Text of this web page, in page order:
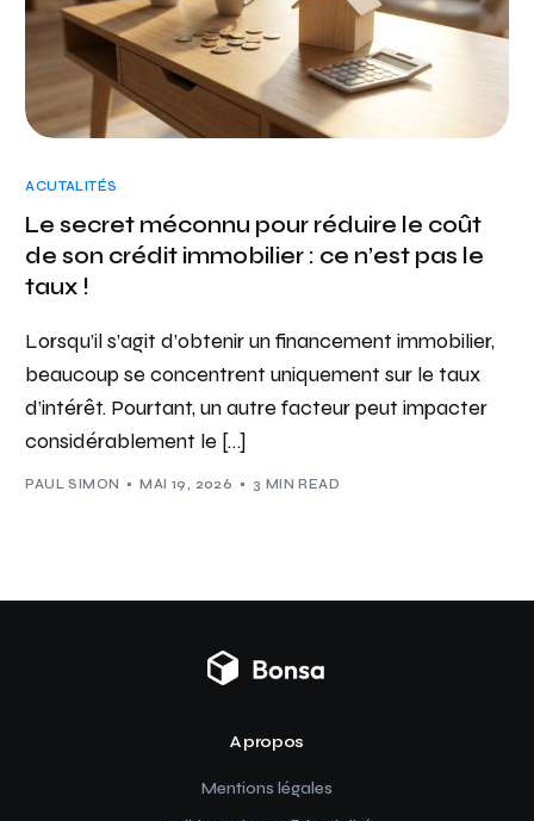
ACUTALITÉS
Le secret méconnu pour réduire le coût
de son crédit immobilier : ce n’est pas le
taux !
Lorsqu’il s’agit d’obtenir un financement immobilier,
beaucoup se concentrent uniquement sur le taux
d’intérêt. Pourtant, un autre facteur peut impacter
considérablement le […]
PAUL SIMON MAI 19, 2026 3 MIN READ
A propos
Mentions légales